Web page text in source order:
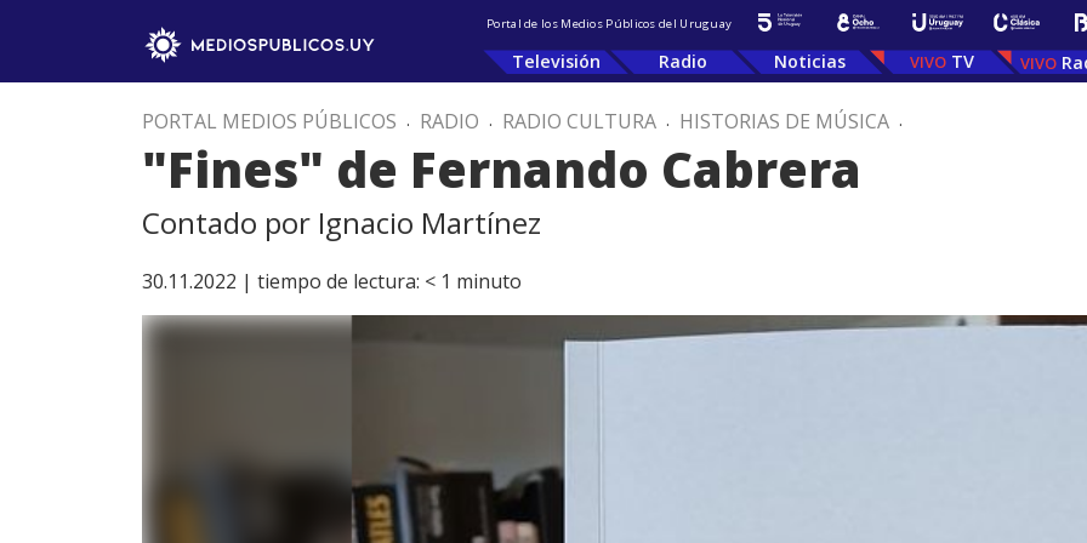
Portal de los Medios Públicos del Uruguay
Televisión Radio Noticias TV
PORTAL MEDIOS PÚBLICOS . RADIO . RADIO CULTURA . HISTORIAS DE MÚSICA .
"Fines" de Fernando Cabrera
Contado por Ignacio Martínez
30.11.2022 | tiempo de lectura: < 1 minuto